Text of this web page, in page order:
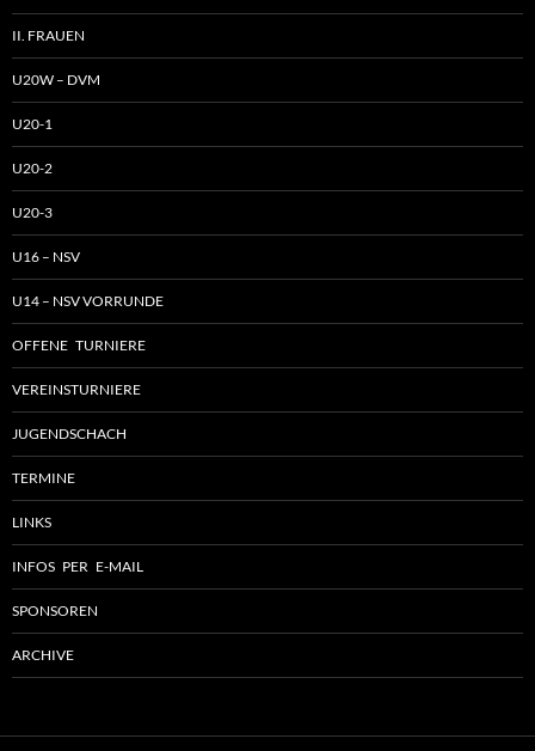
II. FRAUEN
U20W – DVM
U20-1
U20-2
U20-3
U16 – NSV
U14 – NSV VORRUNDE
OFFENE TURNIERE
VEREINSTURNIERE
JUGENDSCHACH
TERMINE
LINKS
INFOS PER E-MAIL
SPONSOREN
ARCHIVE